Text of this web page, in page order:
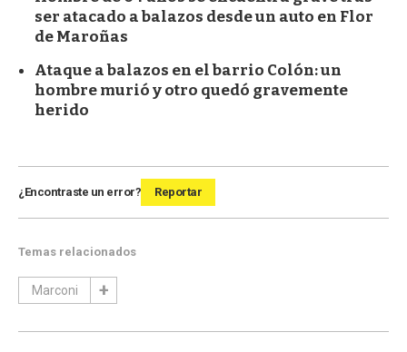
ser atacado a balazos desde un auto en Flor
de Maroñas
Ataque a balazos en el barrio Colón: un
hombre murió y otro quedó gravemente
herido
¿Encontraste un error? Reportar
Temas relacionados
Marconi